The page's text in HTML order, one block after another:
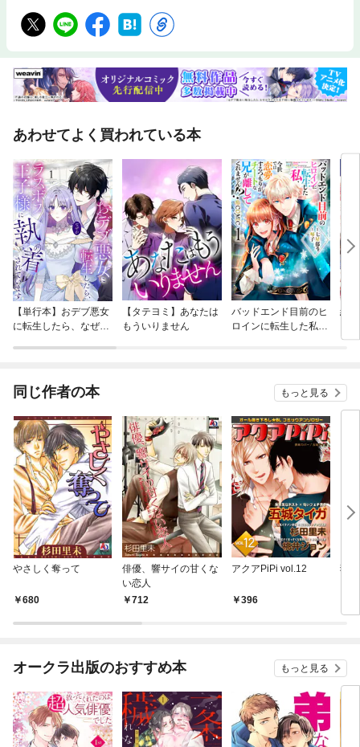
あわせてよく買われている本
【単行本】おデブ悪女
に転生したら、なぜか
【タテヨミ】あなたは
もういりません
バッドエンド目前のヒ
ロインに転生した私、
結
同じ作者の本 もっと見る
やさしく奪って
680
俳優、響サイの甘くな
い恋人
712
アクアPiPi vol.12
396
猫
オークラ出版のおすすめ本 もっと見る